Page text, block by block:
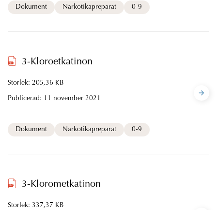
Dokument Narkotikapreparat 0-9
3-Kloroetkatinon
Storlek: 205,36 KB
Publicerad: 11 november 2021
Dokument Narkotikapreparat 0-9
3-Klorometkatinon
Storlek: 337,37 KB